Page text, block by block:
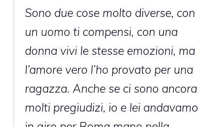
Sono due cose molto diverse, con
un uomo ti compensi, con una
donna vivi le stesse emozioni, ma
l’amore vero l’ho provato per una
ragazza. Anche se ci sono ancora
molti pregiudizi, io e lei andavamo